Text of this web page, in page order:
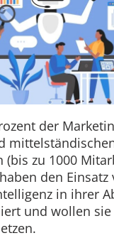
der
(bis zu 1000
den Einsatz
in ihrer
und wollen sie